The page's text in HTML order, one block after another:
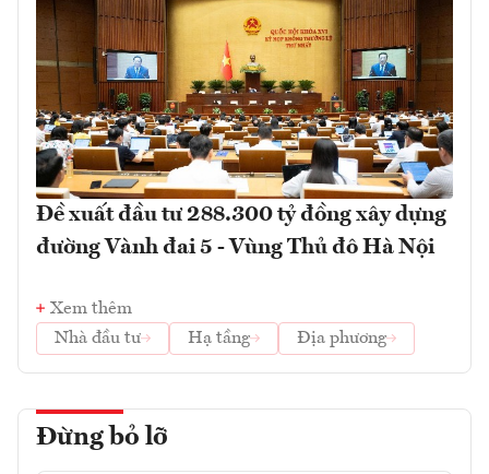
Đề xuất đầu tư 288.300 tỷ đồng xây dựng
đường Vành đai 5 - Vùng Thủ đô Hà Nội
Xem thêm
Nhà đầu tư
Hạ tầng Địa phương
Đừng bỏ lỡ